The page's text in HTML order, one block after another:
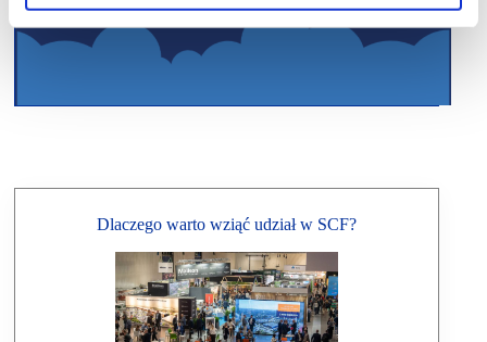
Dlaczego warto wziąć udział w SCF?